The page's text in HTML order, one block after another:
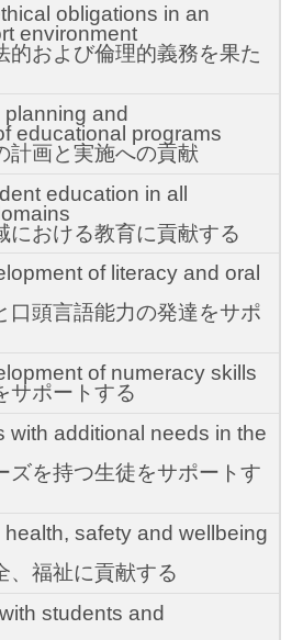
obligations in an
environment
的および倫理的義務を果た
planning and
educational programs
計画と実施への貢献
education in all
における教育に貢献する
of literacy and oral
口頭言語能力の発達をサポ
of numeracy skills
サポートする
with additional needs in the
ズを持つ生徒をサポートす
safety and wellbeing
、福祉に貢献する
students and